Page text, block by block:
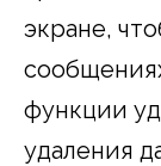
экране,
функции
удаления